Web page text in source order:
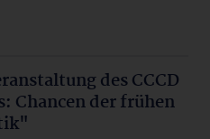
des CCCD
Chancen der frühen